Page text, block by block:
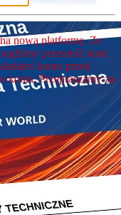
nową platformę. Ze
przenieść kont
konto przed
konta. Przepraszamy za